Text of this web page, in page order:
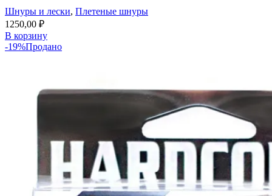
Шнуры и лески, Плетеные шнуры
1250,00 ₽
В корзину
-19%Продано